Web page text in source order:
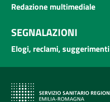
Redazione multimediale
SEGNALAZIONI
Elogi, reclami, suggerimenti